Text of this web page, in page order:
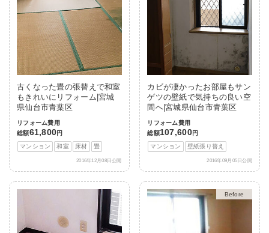
古くなった畳の張替えで和室
もきれいにリフォーム|宮城
県仙台市青葉区
リフォーム費用
総額61,800円
マンション
和室 床材 畳
2016年12月08日公開
カビが凄かったお部屋もサン
ゲツの壁紙で気持ちの良い空
間へ|宮城県仙台市青葉区
リフォーム費用
総額107,600円
マンション
壁紙張り替え
2016年09月05日公開
After